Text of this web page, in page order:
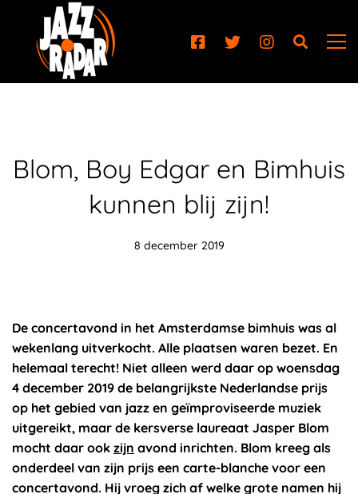
Blom, Boy Edgar en Bimhuis
kunnen blij zijn!
8 december 2019
De concertavond in het Amsterdamse bimhuis was al
wekenlang uitverkocht. Alle plaatsen waren bezet. En
helemaal terecht! Niet alleen werd daar op woensdag
4 december 2019 de belangrijkste Nederlandse prijs
op het gebied van jazz en geïmproviseerde muziek
uitgereikt, maar de kersverse laureaat Jasper Blom
mocht daar ook zijn avond inrichten. Blom kreeg als
onderdeel van zijn prijs een carte-blanche voor een
concertavond. Hij vroeg zich af welke grote namen hij